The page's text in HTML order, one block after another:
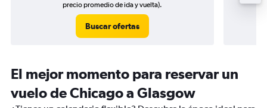
precio promedio de ida y vuelta).
Buscar ofertas
El mejor momento para reservar un
vuelo de Chicago a Glasgow